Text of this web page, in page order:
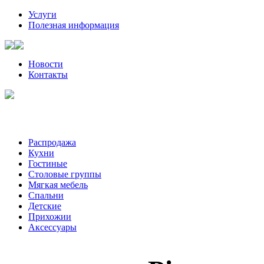
Услуги
Полезная информация
Новости
Контакты
Распродажа
Кухни
Гостиные
Столовые группы
Мягкая мебель
Спальни
Детские
Прихожии
Аксессуары